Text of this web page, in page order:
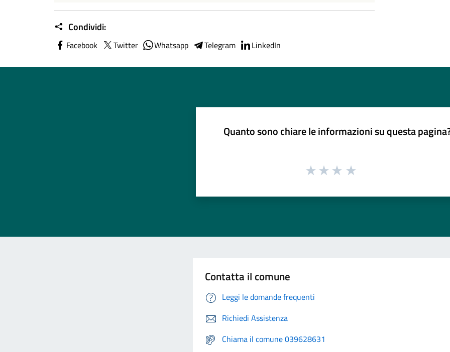
Condividi:
Facebook Twitter Whatsapp Telegram LinkedIn
Quanto sono chiare le informazioni su questa
Contatta il comune
Leggi le domande frequenti
Richiedi Assistenza
Chiama il comune 039628631